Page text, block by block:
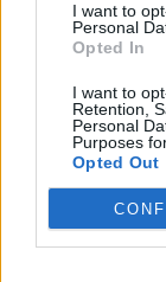
I want to
Personal
Opted In
I want to
Retention,
Personal
Purposes
Opted Out
Colheita
Hospital
de agosto
DESTAQUES